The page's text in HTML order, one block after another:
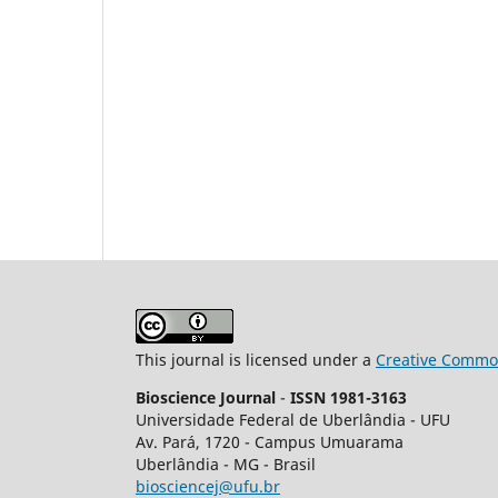
This journal is licensed under a Creative
Bioscience Journal - ISSN 1981-3163
Universidade Federal de Uberlândia - UFU
Av. Pará, 1720 - Campus Umuarama
Uberlândia - MG - Brasil
biosciencej@ufu.br